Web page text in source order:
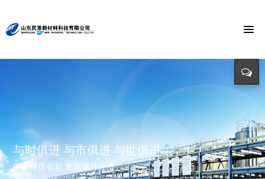
招标公告
招标详情及投标方式请点击查询（测试）
打造氯乙酸世界第一品牌
迈向世界价值链高端 打造世界精细化工绿色基地 创造氯乙酸国际
市场第一品牌
与时俱进 与市俱进 与世俱进
依靠科技创新 发展循环经济
精益求精 铸造品质
立足新起点 开创新局面
节能环保 捍卫能源
投入-产出-资源综合利用